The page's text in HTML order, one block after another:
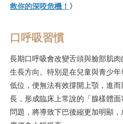
救你的深咬危機！ 〉
口呼吸習慣
長期口呼吸會改變舌頭與臉部肌
生長方向。特別是在兒童與青少
低位，便無法有效撐開上顎，進
長，形成臨床上常說的「腺樣體
問題，將導致下巴後縮更加明顯